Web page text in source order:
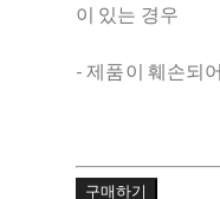
이 있는 경우
- 제품이 훼손되
구매하기